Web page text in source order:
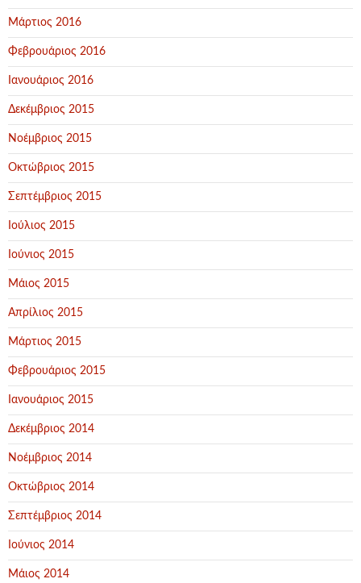
Μάρτιος 2016
Φεβρουάριος 2016
Ιανουάριος 2016
Δεκέμβριος 2015
Νοέμβριος 2015
Οκτώβριος 2015
Σεπτέμβριος 2015
Ιούλιος 2015
Ιούνιος 2015
Μάιος 2015
Απρίλιος 2015
Μάρτιος 2015
Φεβρουάριος 2015
Ιανουάριος 2015
Δεκέμβριος 2014
Νοέμβριος 2014
Οκτώβριος 2014
Σεπτέμβριος 2014
Ιούνιος 2014
Μάιος 2014